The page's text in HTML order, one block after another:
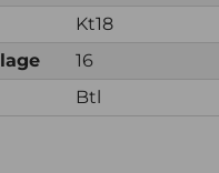
Kt18
16
Btl